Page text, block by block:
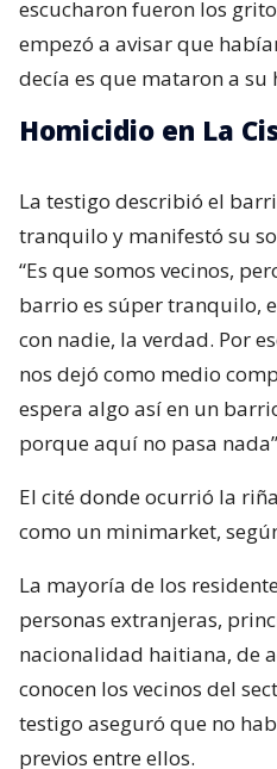
escucharon fueron los
empezó a avisar que
decía es que mataron a su
Homicidio en La
La testigo describió el
tranquilo y manifestó su
“Es que somos vecinos,
barrio es súper tranquilo,
con nadie, la verdad. Por
nos dejó como medio
espera algo así en un
porque aquí no pasa
El cité donde ocurrió la
como un minimarket,
La mayoría de los
personas extranjeras,
nacionalidad haitiana, de
conocen los vecinos del
testigo aseguró que no
previos entre ellos.